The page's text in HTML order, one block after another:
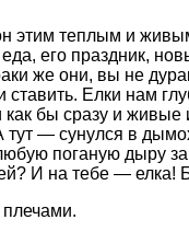
этим теплым и
еда, его праздник,
же они, вы не
ставить. Елки нам
как бы сразу и живые
— сунулся в
поганую дыру
И на тебе — елка!